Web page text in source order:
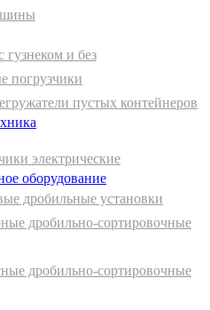
гузнеком и без
погрузчики
пустых контейнеров
электрические
оборудование
дробильные установки
дробильно-сортировочные
дробильно-сортировочные